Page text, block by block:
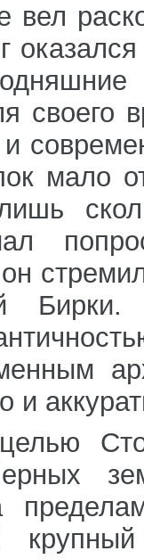
вел
мало
и